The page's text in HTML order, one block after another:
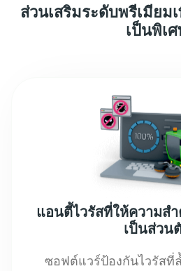
ส่วนเสริมระดับพรีเมีย
เป็นพิเ
แอนตี้ไวรัสที่ให้ความส
เป็นส่วน
ซอฟต์แวร์ป้องกันไวรัสที่